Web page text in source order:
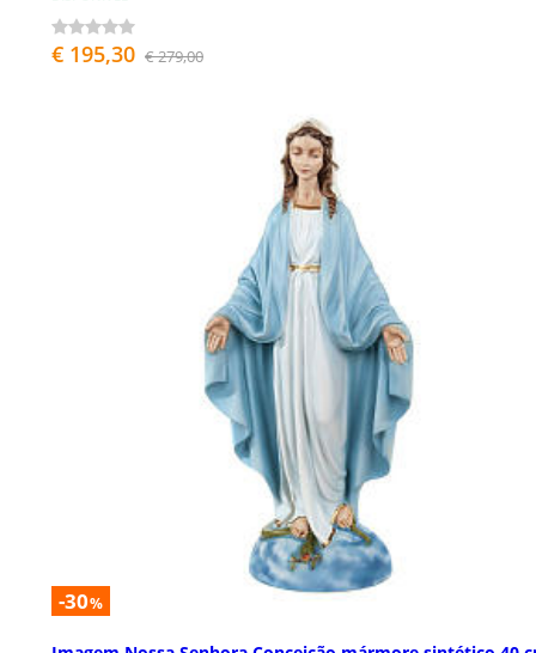
€ 195,30 € 279,00
-30%